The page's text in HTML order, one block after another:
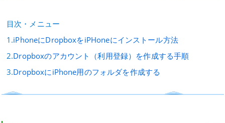
目次・メニュー
1.iPhoneにDropboxをiPHoneにインストール方法
2.Dropboxのアカウント（利用登録）を作成する手順
3.DropboxにiPhone用のフォルダを作成する